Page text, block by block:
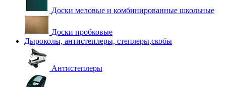
Доски меловые и комбинированные школьные
Доски пробковые
Дыроколы, антистеплеры, степлеры,скобы
Антистеплеры